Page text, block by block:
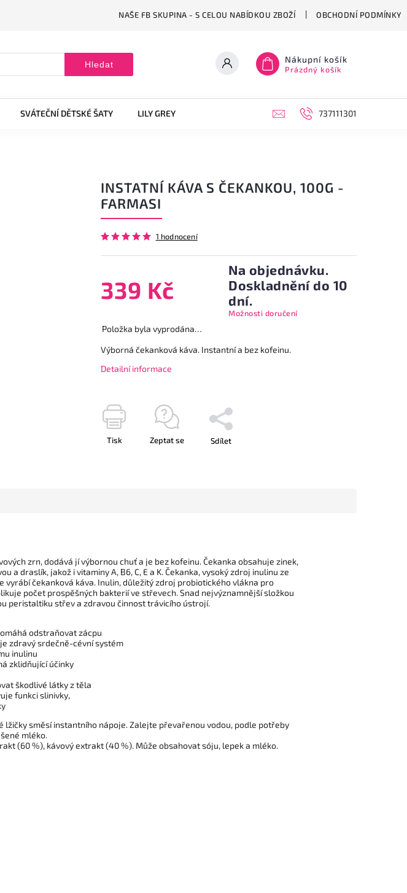
NAŠE FB SKUPINA - S CELOU NABÍDKOU ZBOŽÍ OBCHODNÍ PODMÍNKY
Hledat Nákupní košík
Prázdný košík
SVÁTEČNÍ DĚTSKÉ ŠATY LILY GREY PONOŽKY KABELKY, BATOHY A
737111301
INSTATNÍ KÁVA S ČEKANKOU, 100G -
FARMASI
1 hodnocení
339 Kč
Na objednávku.
Doskladnění do 10
dní.
Možnosti doručení
Položka byla vyprodána…
Výborná čekanková káva. Instantní a bez kofeinu.
Detailní informace
Tisk Zeptat se Sdílet
zrn, dodává jí výbornou chuť a je bez kofeinu. Čekanka obsahuje zinek,
a draslík, jakož i vitaminy A, B6, C, E a K. Čekanka, vysoký zdroj inulinu ze
vyrábí čekanková káva. Inulin, důležitý zdroj probiotického vlákna pro
počet prospěšných bakterií ve střevech. Snad nejvýznamnější složkou
peristaltiku střev a zdravou činnost trávicího ústrojí.
odstraňovat zácpu
zdravý srdečně-cévní systém
inulinu
zklidňující účinky
škodlivé látky z těla
funkci slinivky,
lžičky směsí instantního nápoje. Zalejte převařenou vodou, podle potřeby
mléko.
(60 %), kávový extrakt (40 %). Může obsahovat sóju, lepek a mléko.